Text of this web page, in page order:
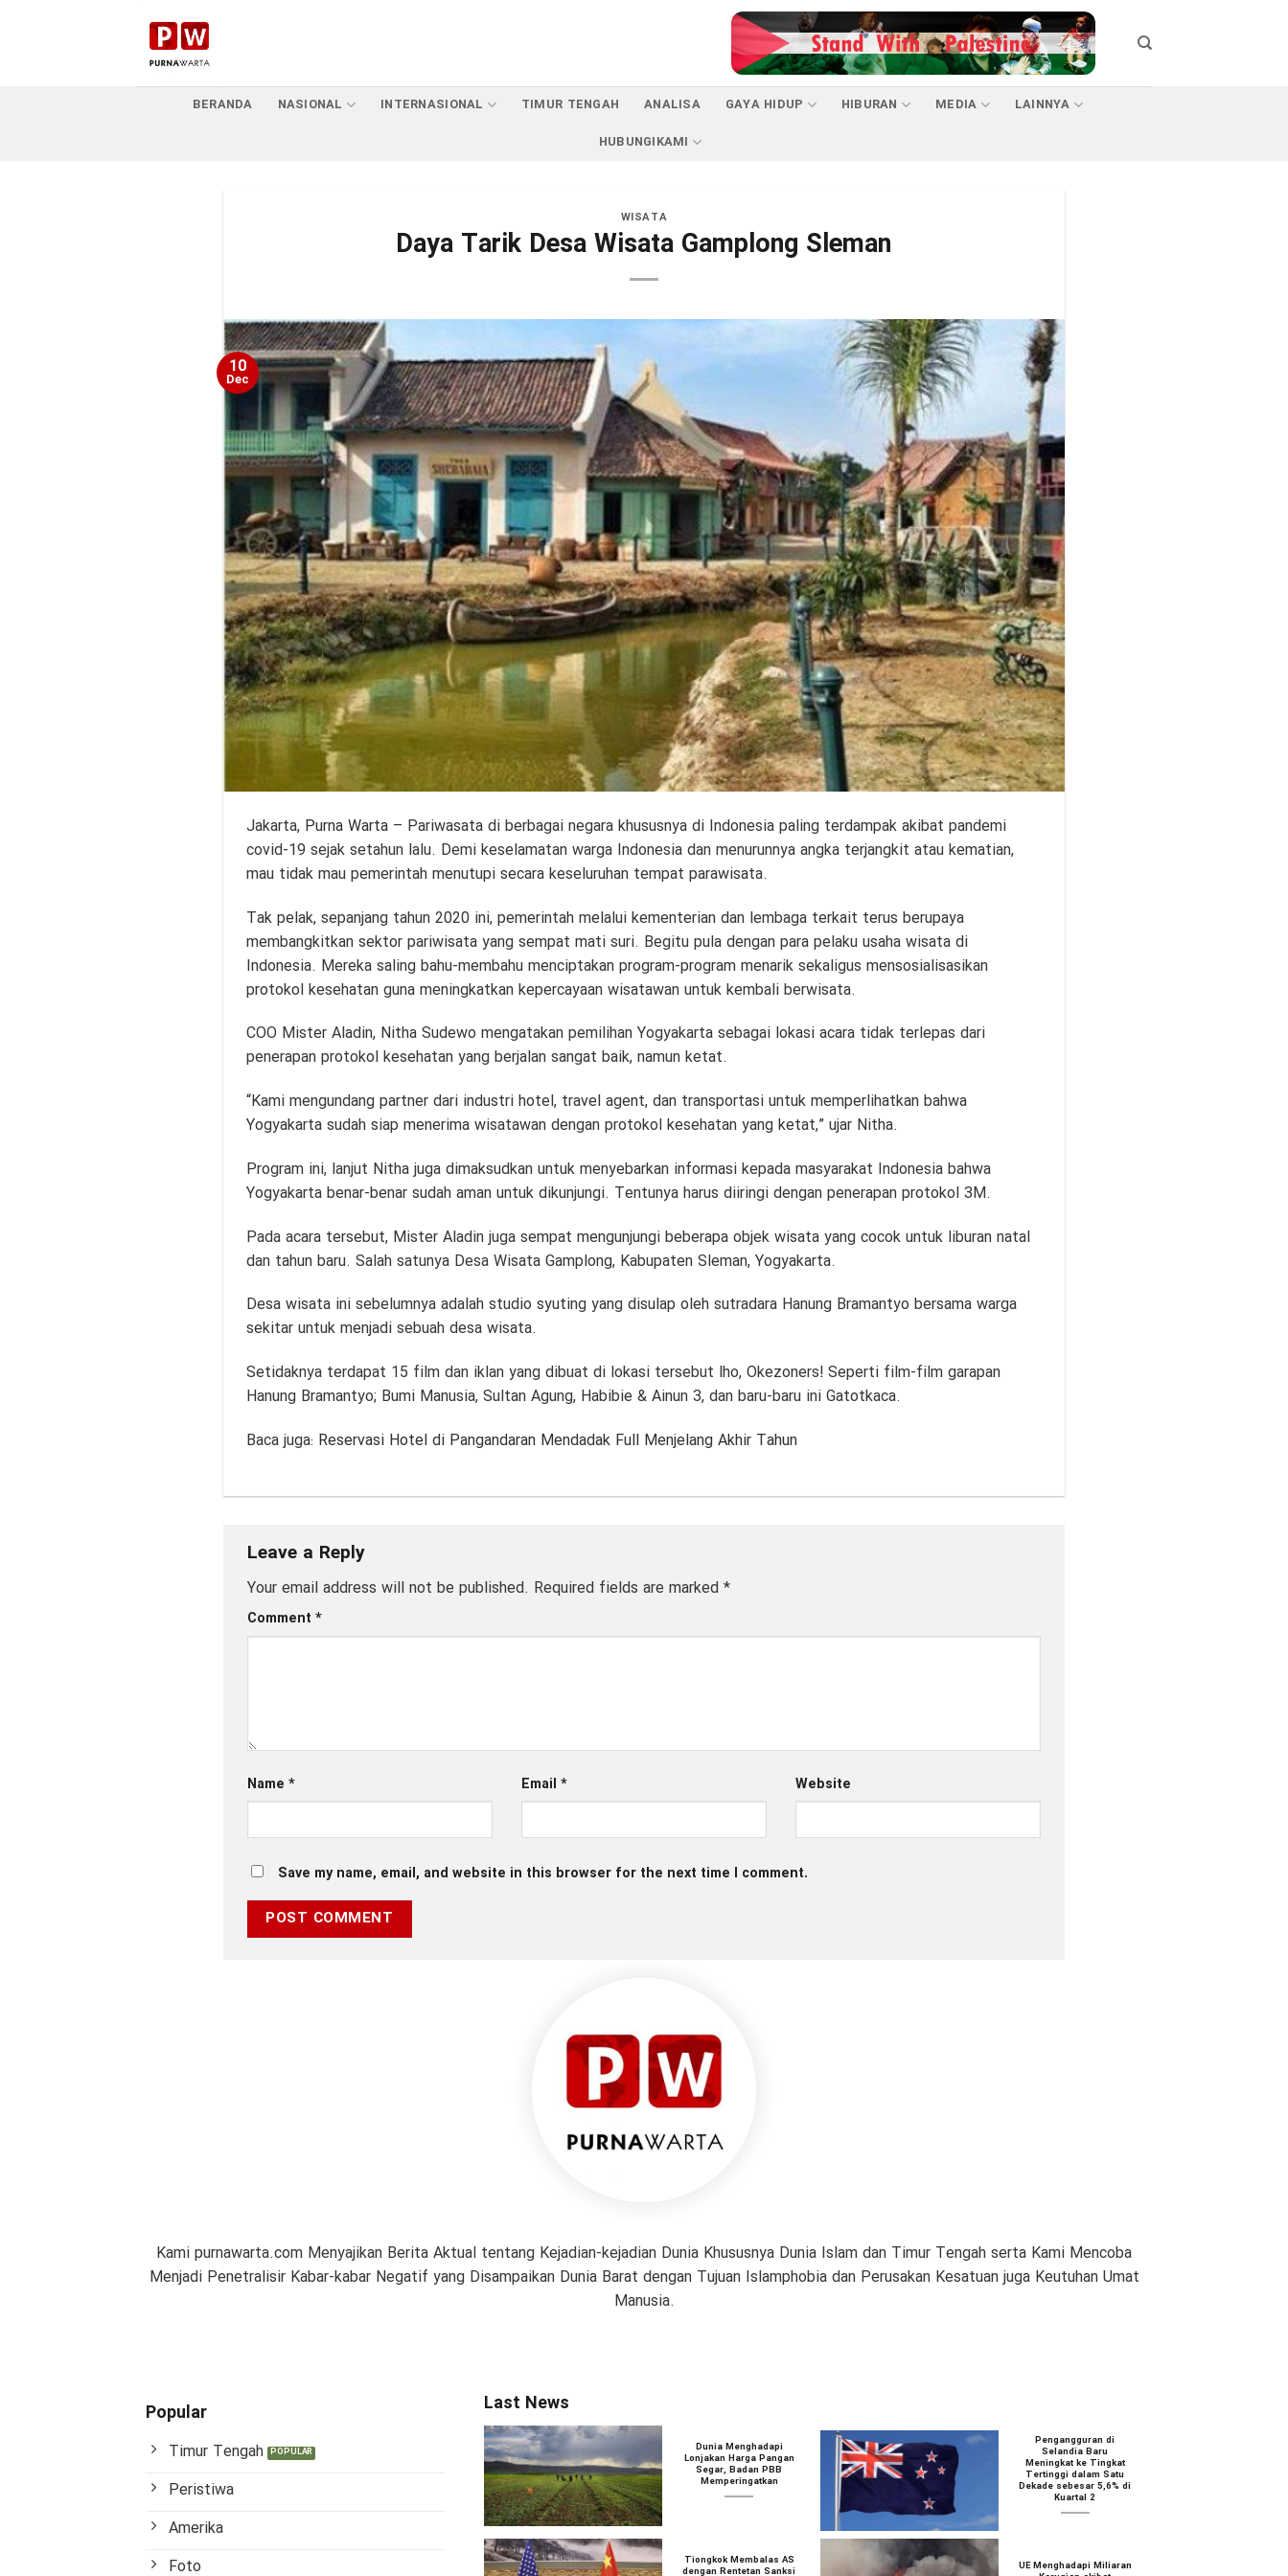
BERANDA NASIONAL INTERNASIONAL TIMUR TENGAH ANALISA GAYA HIDUP HIBURAN MEDIA
LAINNYA
HUBUNGIKAMI
WISATA
Daya Tarik Desa Wisata Gamplong Sleman
10
Dec
Jakarta, Purna Warta– Pariwasata di berbagai negara khususnya di Indonesia paling terdampak akibat pandemi
covid-19 sejak setahun lalu. Demi keselamatan warga Indonesia dan menurunnya angka terjangkit atau kematian,
mau tidak mau pemerintah menutupi secara keseluruhan tempat parawisata.
Tak pelak, sepanjang tahun 2020 ini, pemerintah melalui kementerian dan lembaga terkait terus berupaya
membangkitkan sektor pariwisata yang sempat mati suri. Begitu pula dengan para pelaku usaha wisata di
Indonesia. Mereka saling bahu-membahu menciptakan program-program menarik sekaligus mensosialisasikan
protokol kesehatan guna meningkatkan kepercayaan wisatawan untuk kembali berwisata.
COO Mister Aladin, Nitha Sudewo mengatakan pemilihan Yogyakarta sebagai lokasi acara tidak terlepas dari
penerapan protokol kesehatan yang berjalan sangat baik, namun ketat.
“Kami mengundang partner dari industri hotel, travel agent, dan transportasi untuk memperlihatkan bahwa
Yogyakarta sudah siap menerima wisatawan dengan protokol kesehatan yang ketat,” ujar Nitha.
Program ini, lanjut Nitha juga dimaksudkan untuk menyebarkan informasi kepada masyarakat Indonesia bahwa
Yogyakarta benar-benar sudah aman untuk dikunjungi. Tentunya harus diiringi dengan penerapan protokol 3M.
Pada acara tersebut, Mister Aladin juga sempat mengunjungi beberapa objek wisata yang cocok untuk liburan natal
dan tahun baru. Salah satunya Desa Wisata Gamplong, Kabupaten Sleman, Yogyakarta.
Desa wisata ini sebelumnya adalah studio syuting yang disulap oleh sutradara Hanung Bramantyo bersama warga
sekitar untuk menjadi sebuah desa wisata.
Setidaknya terdapat 15 film dan iklan yang dibuat di lokasi tersebut lho, Okezoners! Seperti film-film garapan
Hanung Bramantyo; Bumi Manusia, Sultan Agung, Habibie & Ainun 3, dan baru-baru ini Gatotkaca.
Baca juga: Reservasi Hotel di Pangandaran Mendadak Full Menjelang Akhir Tahun
Leave a Reply
Your email address will not be published. Required fields are marked *
Comment *
Name * Email * Website
Save my name, email, and website in this browser for the next time I comment.
Kami purnawarta.com Menyajikan Berita Aktual tentang Kejadian-kejadian Dunia Khususnya Dunia Islam dan Timur Tengah serta Kami Mencoba
Menjadi Penetralisir Kabar-kabar Negatif yang Disampaikan Dunia Barat dengan Tujuan Islamphobia dan Perusakan Kesatuan juga Keutuhan Umat
Manusia.
Popular
Timur Tengah
Peristiwa
Amerika
Foto
Last News
Dunia Menghadapi
Lonjakan Harga Pangan
Segar, Badan PBB
Memperingatkan
Pengangguran di
Selandia Baru
Meningkat ke Tingkat
Tertinggi dalam Satu
Dekade sebesar 5,6% di
Kuartal 2
Tiongkok Membalas AS
dengan Rentetan Sanksi
UE Menghadapi Miliaran